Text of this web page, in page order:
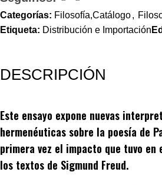
Categorías: Filosofía,Catálogo,
Etiqueta: Distribución e Importación
DESCRIPCIÓN
Este ensayo expone nuevas
hermenéuticas sobre la poesía de
primera vez el impacto que tuvo
los textos de Sigmund Freud.